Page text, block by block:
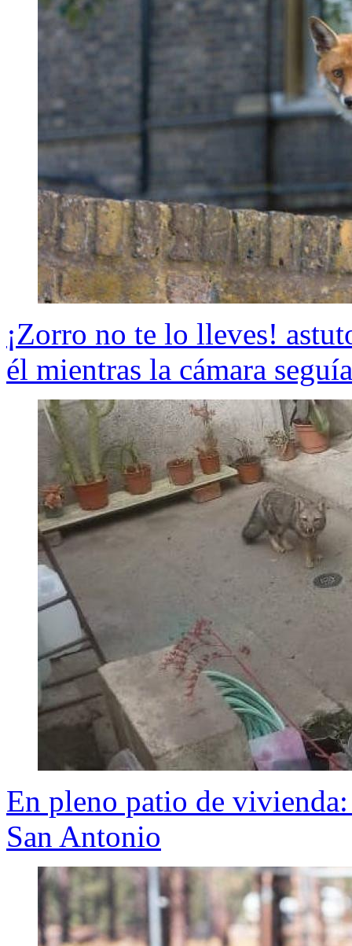
¡Zorro no te lo lleves!
él mientras la cámara
En pleno patio de
San Antonio